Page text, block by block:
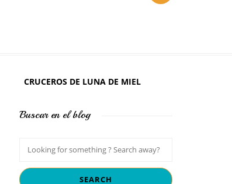
CRUCEROS DE LUNA DE MIEL
Buscar en el blog